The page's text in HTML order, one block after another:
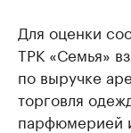
Для оценки
ТРК «Семья»
по выручке
торговля
парфюмерией